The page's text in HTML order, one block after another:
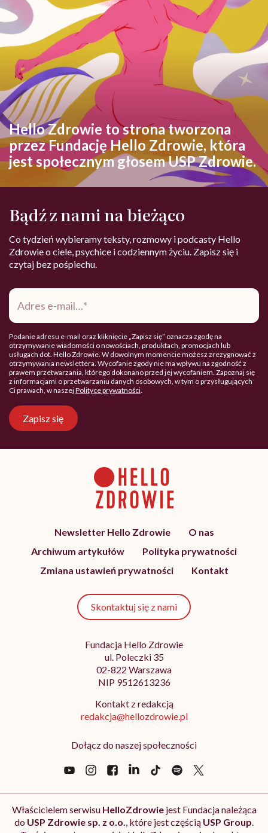
Hello Zdrowie to strona tworzona
przez Fundację Hello Zdrowie, która
jest społecznym głosem USP Zdrowie.
Bądź z nami na bieżąco
Co tydzień wybieramy teksty, rozmowy i podcasty Hello
Zdrowie o ciele, psychice i codziennym życiu. Zapisz się i
czytaj bez pośpiechu.
Adres
mail*
Podanie adresu e-mail oraz kliknięcie „Zapisz się” oznacza zgodę na
otrzymywanie wiadomości o nowościach, produktach, promocjach lub
usługach dot. Hello Zdrowie. W dowolnym momencie możesz zrezygnować z
otrzymywania newslettera. Wycofanie zgody nie ma wpływu na zgodność z
prawem przetwarzania, którego dokonano przed jej wycofaniem. Zapoznaj się
z informacjami o przetwarzaniu danych osobowych, w tym o przysługujących
Ci prawach, w naszejPolityce prywatności.
Zapisz się
Newsletter Hello Zdrowie
O nas
Archiwum artykułów
Polityka prywatności
Zmiana ustawień prywatności
Kontakt
Skontaktuj się z nami
Fundacja Hello Zdrowie
ul. Poleczki 35
02-822 Warszawa
NIP 9512613236
Kontakt z redakcją
redakcja@hellozdrowie.pl
Dołącz do naszej społeczności
Właścicielem serwisu HelloZdrowiejest Fundacja należąca
do USP Zdrowie sp. z o.o., które jest częścią USP Group.